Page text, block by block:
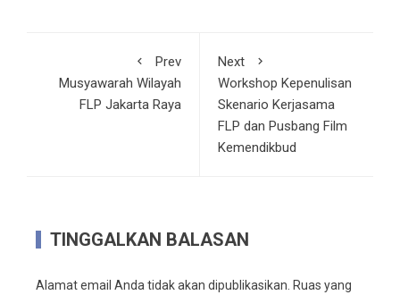
Prev
Musyawarah Wilayah
FLP Jakarta Raya
Next
Workshop Kepenulisan
Skenario Kerjasama
FLP dan Pusbang Film
Kemendikbud
TINGGALKAN BALASAN
Alamat email Anda tidak akan dipublikasikan. Ruas yang